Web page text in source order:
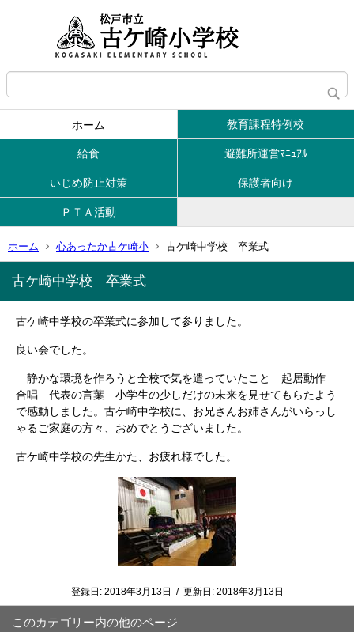
ホーム 教育課程特例校
給食 避難所運営ﾏﾆｭｱﾙ
いじめ防止対策 保護者向け
ＰＴＡ活動
ホーム 心あったか古ケ崎小 古ケ崎中学校 卒業式
古ケ崎中学校 卒業式
古ケ崎中学校の卒業式に参加して参りました。
良い会でした。
静かな環境を作ろうと全校で気を遣っていたこと 起居動作
合唱 代表の言葉 小学生の少しだけの未来を見せてもらたよう
で感動しました。古ケ崎中学校に、お兄さんお姉さんがいらっし
ゃるご家庭の方々、おめでとうございました。
古ケ崎中学校の先生かた、お疲れ様でした。
登録日: 2018年3月13日 / 更新日: 2018年3月13日
このカテゴリー内の他のページ